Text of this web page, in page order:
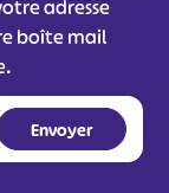
adresse
boîte mail